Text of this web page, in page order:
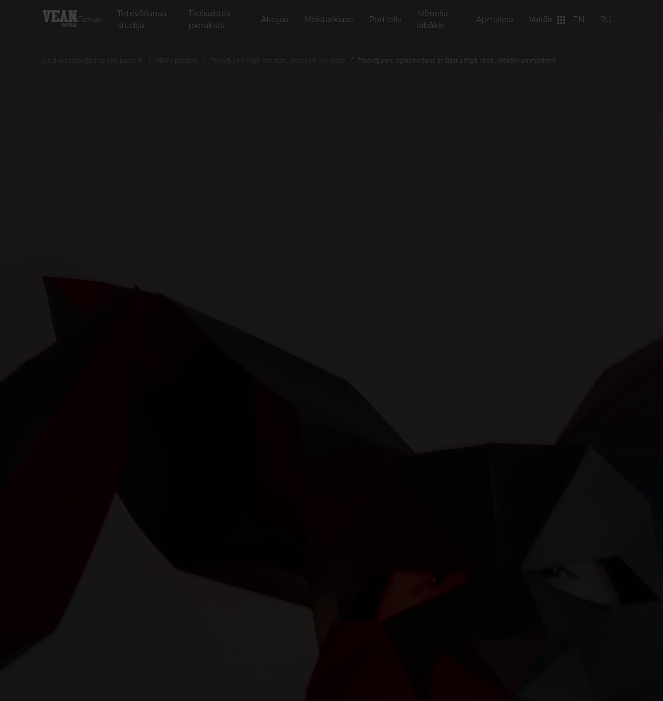
Cenas
Tetovēšanas
studija
Tiešsaistes
pieraksts
Akcijas Meistarklase Portfelis
Mēneša
labākie
Apmaksa Vairāk EN RU
Lielākais tetovēšanas tīkls pasaulē VEAN pilsētas Tetovējums Rīgā: meistari, skices un pieraksts Tetovējumu izgaismošana ar lāzeru Rīgā: droši, efektīvi un moderni